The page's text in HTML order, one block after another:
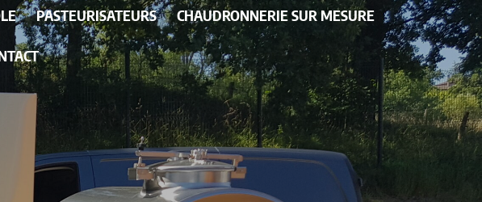
PASTEURISATEURS CHAUDRONNERIE SUR MESURE